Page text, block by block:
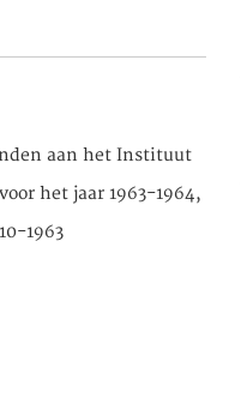
aan het Instituut
het jaar 1963-1964,
1963